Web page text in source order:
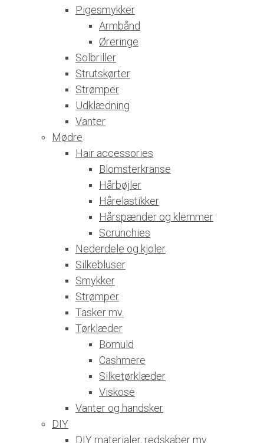
Pigesmykker
Armbånd
Øreringe
Solbriller
Strutskørter
Strømper
Udklædning
Vanter
Mødre
Hair accessories
Blomsterkranse
Hårbøjler
Hårelastikker
Hårspænder og klemmer
Scrunchies
Nederdele og kjoler
Silkebluser
Smykker
Strømper
Tasker mv.
Tørklæder
Bomuld
Cashmere
Silketørklæder
Viskose
Vanter og handsker
DIY
DIY materialer, redskaber mv.